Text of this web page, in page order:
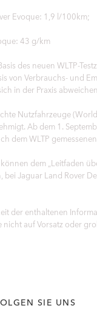
Evoque: 1,9 l/100km;
43 g/km
des neuen WLTP-
von Verbrauchs- und
in der Praxis
Nutzfahrzeuge
Ab dem 1.
dem WLTP
dem „Leitfaden
Jaguar Land Rover
der enthaltenen
auf Vorsatz oder
SIE UNS